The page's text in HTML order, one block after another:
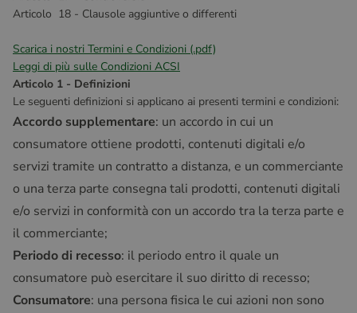
Articolo 18 - Clausole aggiuntive o differenti
Scarica i nostri Termini e Condizioni (.pdf)
Leggi di più sulle Condizioni ACSI
Articolo 1 - Definizioni
Le seguenti definizioni si applicano ai presenti termini e condizioni:
Accordo supplementare: un accordo in cui un
consumatore ottiene prodotti, contenuti digitali e/o
servizi tramite un contratto a distanza, e un commerciante
o una terza parte consegna tali prodotti, contenuti digitali
e/o servizi in conformità con un accordo tra la terza parte e
il commerciante;
Periodo di recesso: il periodo entro il quale un
consumatore può esercitare il suo diritto di recesso;
Consumatore: una persona fisica le cui azioni non sono